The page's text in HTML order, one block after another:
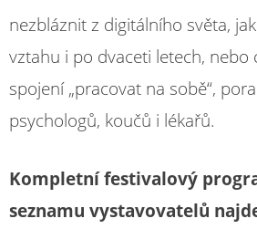
nezbláznit z digitálního světa,
vztahu i po dvaceti letech, nebo
spojení „pracovat na sobě“,
psychologů, koučů i lékařů.
Kompletní festivalový
seznamu vystavovatelů